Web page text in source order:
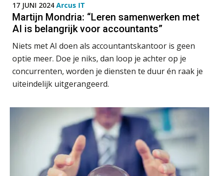
17 JUNI 2024 Arcus IT
Martijn Mondria: “Leren samenwerken met
AI is belangrijk voor accountants”
Niets met AI doen als accountantskantoor is geen
optie meer. Doe je niks, dan loop je achter op je
concurrenten, worden je diensten te duur én raak je
uiteindelijk uitgerangeerd.
ICT & AI | “Accountancywerk
verandert sneller dan de meeste
kantoren beseffen”
De cijfers kloppen. Maar klopt de
cultuur ook?
Klanten soepel bedienen met AFAS
SB
Accountant Agri & Food – Roosendaal
aaff
Corporate Finance Advisor
KNAV